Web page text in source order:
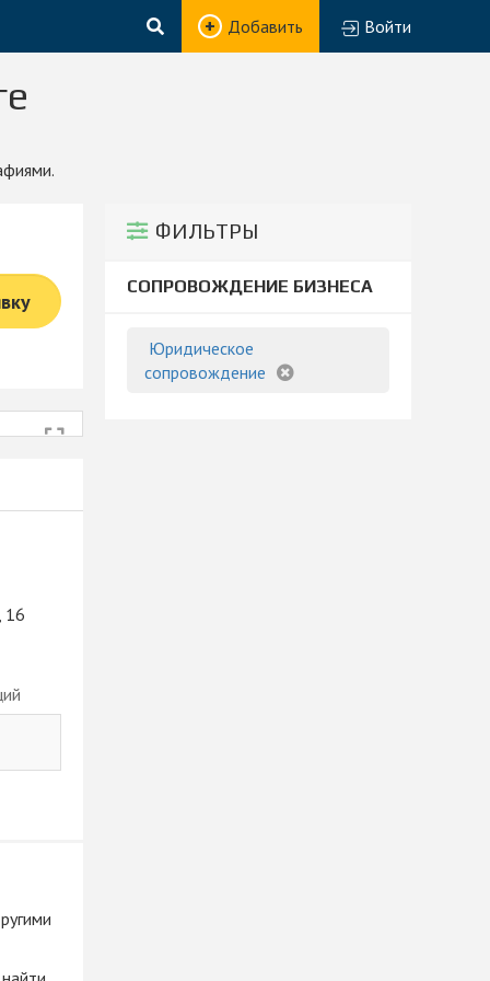
Добавить Войти
ФИЛЬТРЫ
СОПРОВОЖДЕНИЕ БИЗНЕСА
Юридическое
сопровождение
16